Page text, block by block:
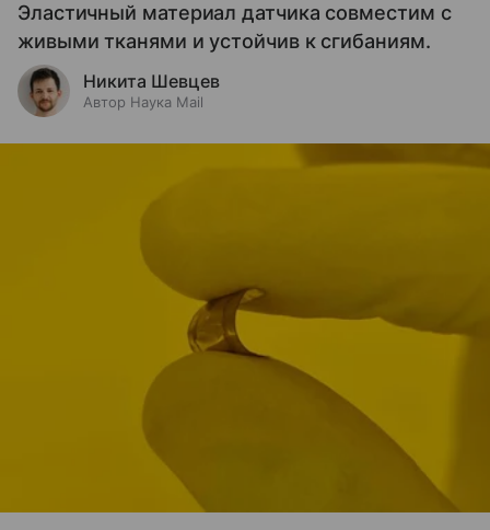
Эластичный материал датчика совместим с
живыми тканями и устойчив к сгибаниям.
Никита Шевцев
Автор Наука Mail